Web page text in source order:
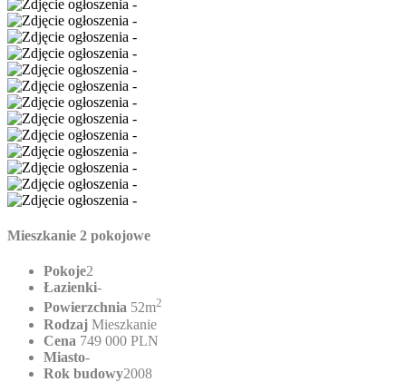
Mieszkanie 2 pokojowe
Pokoje2
Łazienki-
Powierzchnia 52m2
Rodzaj Mieszkanie
Cena 749 000 PLN
Miasto-
Rok budowy2008